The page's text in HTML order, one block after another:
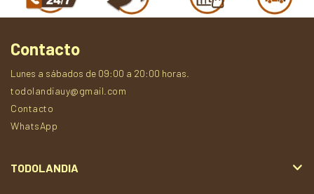
Contacto
Lunes a sábados de 09:00 a 20:00 horas.
todolandiauy@gmail.com
Contacto
WhatsApp
TODOLANDIA